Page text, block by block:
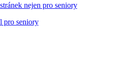
nejen pro seniory